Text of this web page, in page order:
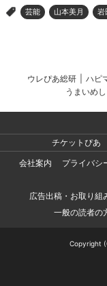
> 芸能 山本美月 岩
ウレぴあ総研 ハピ
うまいめし
チケットぴあ
会社案内
プライバシ
広告出稿・お取り組
一般の読者の
Copyright